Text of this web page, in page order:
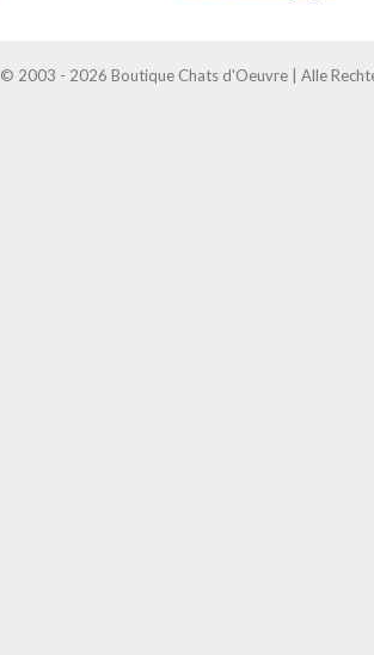
© 2003 - 2026 Boutique Chats d'Oeuvre | Alle